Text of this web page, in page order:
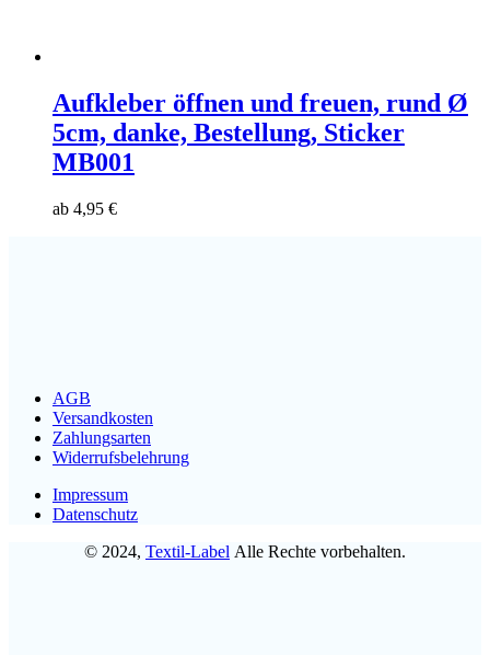
Aufkleber öffnen und freuen, rund Ø
5cm, danke, Bestellung, Sticker
MB001
ab 4,95 €
AGB
Versandkosten
Zahlungsarten
Widerrufsbelehrung
Impressum
Datenschutz
© 2024, Textil-Label Alle Rechte vorbehalten.